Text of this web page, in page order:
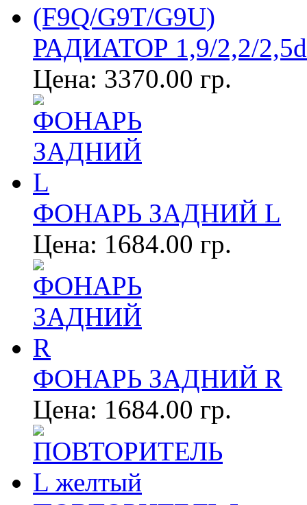
РАДИАТОР 1,9/2,2/
Цена: 3370.00 гр.
ФОНАРЬ ЗАДНИЙ L
Цена: 1684.00 гр.
ФОНАРЬ ЗАДНИЙ R
Цена: 1684.00 гр.